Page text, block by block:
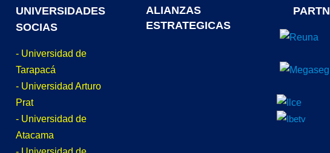
UNIVERSIDADES
SOCIAS
- Universidad de
Tarapacá
- Universidad Arturo
Prat
- Universidad de
Atacama
ALIANZAS
ESTRATEGICAS